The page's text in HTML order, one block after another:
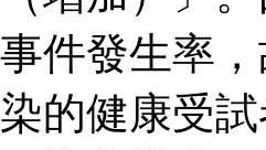
事件發生率
染的健康受